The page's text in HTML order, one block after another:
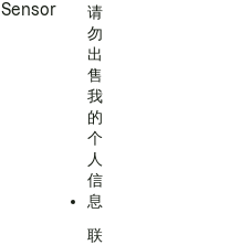
Sensor
请
勿
出
售
我
的
个
人
信
息
联